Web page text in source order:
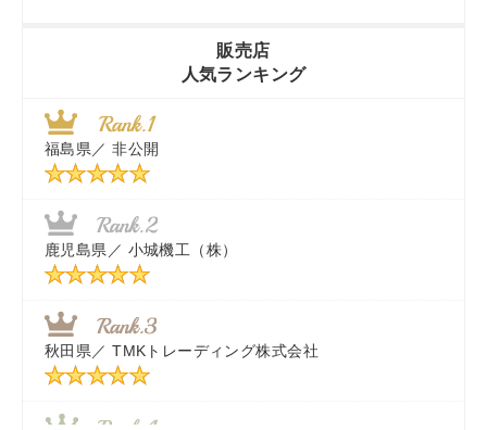
近江商事合同会社：「茨城中古農建機販売」
千葉県／ 株式会社テクノ・タカ
福岡県／株式会社カドワキ機械（旧ナカガワ農機商会）
東京都／
秋田県／ TMKトレーディング株式会社
販売店
人気ランキング
福島県／ 非公開
鹿児島県／ 小城機工（株）
秋田県／ TMKトレーディング株式会社